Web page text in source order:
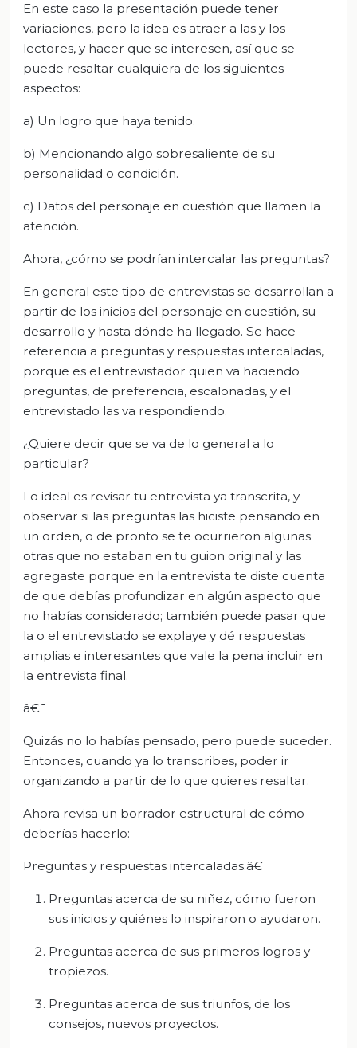
En este caso la presentación puede tener
variaciones, pero la idea es atraer a las y los
lectores, y hacer que se interesen, así que se
puede resaltar cualquiera de los siguientes
aspectos:
a) Un logro que haya tenido.
b) Mencionando algo sobresaliente de su
personalidad o condición.
c) Datos del personaje en cuestión que llamen la
atención.
Ahora, ¿cómo se podrían intercalar las preguntas?
En general este tipo de entrevistas se desarrollan a
partir de los inicios del personaje en cuestión, su
desarrollo y hasta dónde ha llegado. Se hace
referencia a preguntas y respuestas intercaladas,
porque es el entrevistador quien va haciendo
preguntas, de preferencia, escalonadas, y el
entrevistado las va respondiendo.
¿Quiere decir que se va de lo general a lo
particular?
Lo ideal es revisar tu entrevista ya transcrita, y
observar si las preguntas las hiciste pensando en
un orden, o de pronto se te ocurrieron algunas
otras que no estaban en tu guion original y las
agregaste porque en la entrevista te diste cuenta
de que debías profundizar en algún aspecto que
no habías considerado; también puede pasar que
la o el entrevistado se explaye y dé respuestas
amplias e interesantes que vale la pena incluir en
la entrevista final.
â€¯
Quizás no lo habías pensado, pero puede suceder.
Entonces, cuando ya lo transcribes, poder ir
organizando a partir de lo que quieres resaltar.
Ahora revisa un borrador estructural de cómo
deberías hacerlo:
Preguntas y respuestas intercaladas.â€¯
Preguntas acerca de su niñez, cómo fueron
sus inicios y quiénes lo inspiraron o ayudaron.
Preguntas acerca de sus primeros logros y
tropiezos.
Preguntas acerca de sus triunfos, de los
consejos, nuevos proyectos.